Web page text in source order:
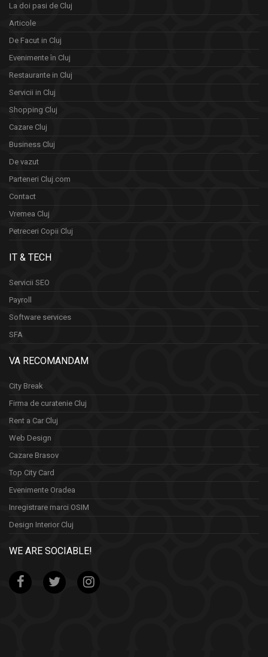
La doi pasi de Cluj
Articole
De Facut in Cluj
Evenimente în Cluj
Restaurante in Cluj
Servicii in Cluj
Shopping Cluj
Cazare Cluj
Business Cluj
De vazut
Parteneri Cluj.com
Contact
Vremea Cluj
Petreceri Copii Cluj
IT & TECH
Servicii SEO
Payroll
Software services
SFA
VA RECOMANDAM
City Break
Firma de curatenie Cluj
Rent a Car Cluj
Web Design
Cazare Brasov
Top City Card
Evenimente Oradea
Inregistrare marci OSIM
Design Interior Cluj
WE ARE SOCIABLE!